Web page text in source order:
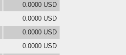
0.0000 USD
0.0000 USD
0.0000 USD
0.0000 USD